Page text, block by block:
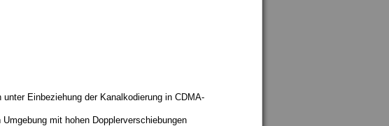
Einbeziehung der Kanalkodierung in CDMA-
mit hohen Dopplerverschiebungen